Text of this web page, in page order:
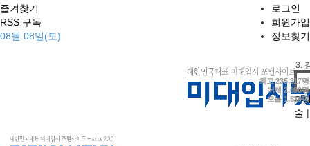
즐겨찾기
RSS 구독
08월 08일(토)
로그인
회원가입
정보찾기
최고235,317명
어제 2,690명
오늘 1,539명
1.
3.
4.
미
술 |